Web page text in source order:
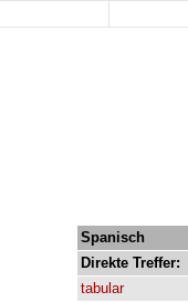
Spanisch
Direkte Treffer:
tabular